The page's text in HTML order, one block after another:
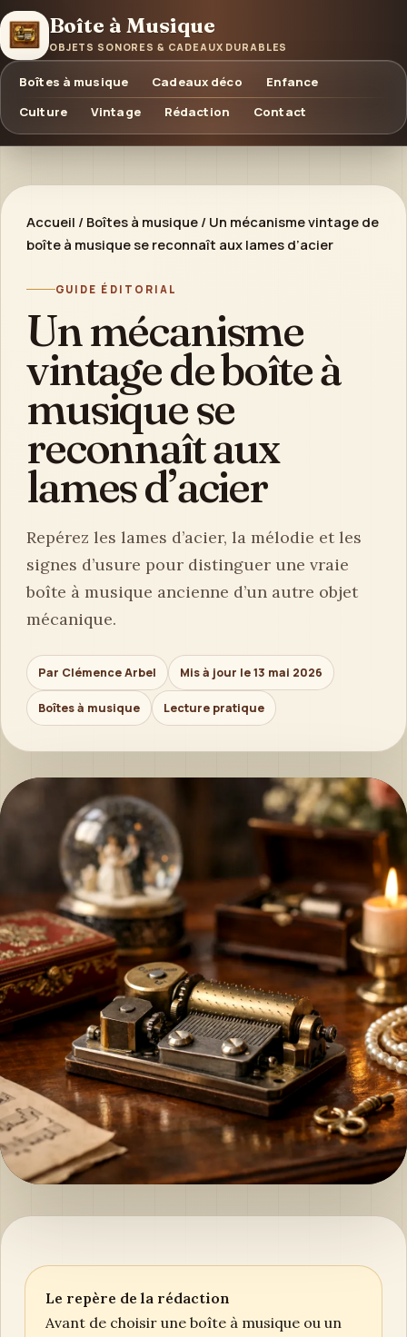
Boîte à Musique
OBJETS SONORES & CADEAUX DURABLES
Boîtes à musique Cadeaux déco
Enfance
Culture
Vintage Rédaction Contact
Accueil / Boîtes à musique / Un mécanisme vintage de
boîte à musique se reconnaît aux lames d’acier
GUIDE ÉDITORIAL
Un mécanisme
vintage de boîte à
musique se
reconnaît aux
lames d’acier
Repérez les lames d’acier, la mélodie et les
signes d’usure pour distinguer une vraie
boîte à musique ancienne d’un autre objet
mécanique.
Par Clémence Arbel Mis à jour le 13 mai 2026
Boîtes à musique Lecture pratique
Le repère de la rédaction
Avant de choisir une boîte à musique ou un